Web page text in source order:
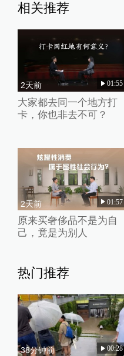
相关推荐
2天前 01:55
大家都去同一个地方打
卡，你也非去不可？
2天前 01:57
原来买奢侈品不是为自
己，竟是为别人
热门推荐
38分钟前 00:28